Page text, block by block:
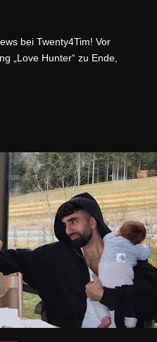
bei Twenty4Tim! Vor
„Love Hunter“ zu Ende,